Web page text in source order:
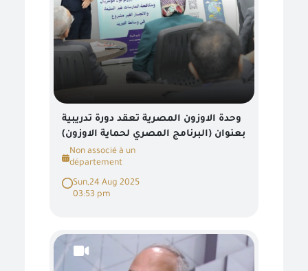
وحدة الاوزون المصرية تعقد دورة تدريبية
بعنوان (البرنامج المصري لحماية الاوزون)
Non associé à un
département
Sun,24 Aug 2025
03:53 pm